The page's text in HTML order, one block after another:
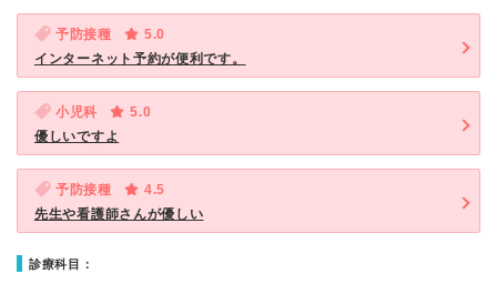
予防接種
5.0
インターネット予約が便利です。
小児科
5.0
優しいですよ
予防接種
4.5
先生や看護師さんが優しい
診療科目：